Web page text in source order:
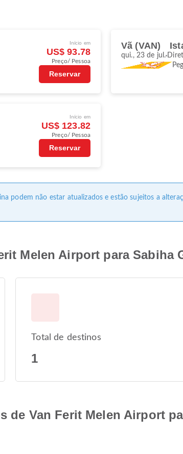
Início em
US$ 93.78
Preço/ Pessoa
Reservar
Vã (VAN)
qui., 23 de jul.
Início em
US$ 123.82
Preço/ Pessoa
Reservar
podem não estar atualizados e estão sujeitos a
Melen Airport para
Total de destinos
1
de Van Ferit Melen Airport